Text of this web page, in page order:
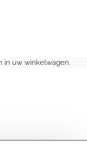
in uw winkelwagen.